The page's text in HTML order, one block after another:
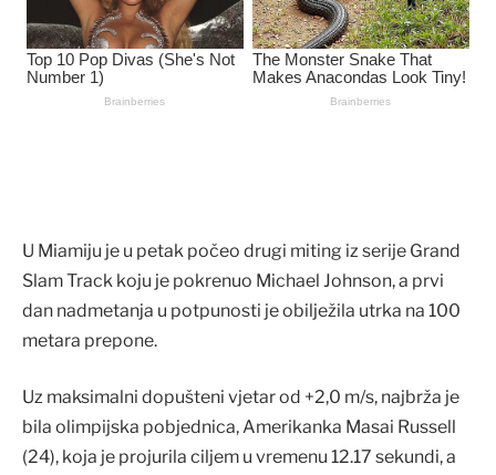
U Miamiju je u petak počeo drugi miting iz serije Grand
Slam Track koju je pokrenuo Michael Johnson, a prvi
dan nadmetanja u potpunosti je obilježila utrka na 100
metara prepone.
Uz maksimalni dopušteni vjetar od +2,0 m/s, najbrža je
bila olimpijska pobjednica, Amerikanka Masai Russell
(24), koja je projurila ciljem u vremenu 12.17 sekundi, a